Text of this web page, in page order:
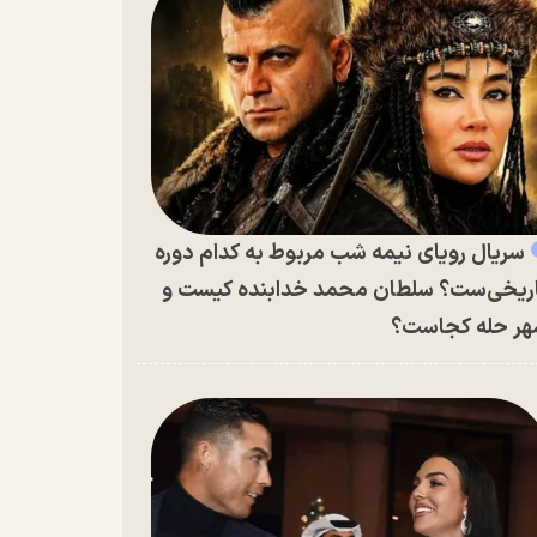
سریال رویای نیمه شب مربوط به کدام دوره
سلطان محمد خدابنده کیست و
حله کجاست؟